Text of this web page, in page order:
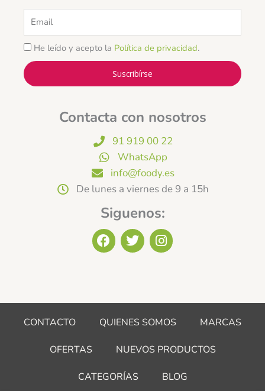
He leído y acepto la Política de privacidad.
Suscribírse
Contacta con nosotros
91 919 00 22
WhatsApp
info@foody.es
De lunes a viernes de 9 a 15h
Siguenos:
F
a
o
k
T
w
e
I
n
g
a
CONTACTO QUIENES SOMOS MARCAS
OFERTAS NUEVOS PRODUCTOS
CATEGORÍAS BLOG